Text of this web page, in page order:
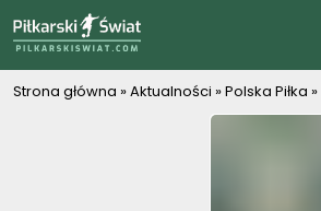
Strona główna »Aktualności »Polska Piłka »